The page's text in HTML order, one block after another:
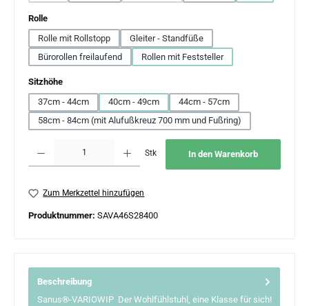
Rolleauswählen
Rolle mit Rollstopp
Gleiter - Standfüße
Bürorollen freilaufend
Rollen mit Feststeller
Sitzhöheauswählen
37cm - 44cm
40cm - 49cm
44cm - 57cm
58cm - 84cm (mit Alufußkreuz 700 mm und Fußring)
Stk In den Warenkorb
Zum Merkzettel hinzufügen
Produktnummer: SAVA46S28400
Beschreibung
Sanus®-VARIOWIP Der Wohlfühlstuhl, eine Klasse für sich!